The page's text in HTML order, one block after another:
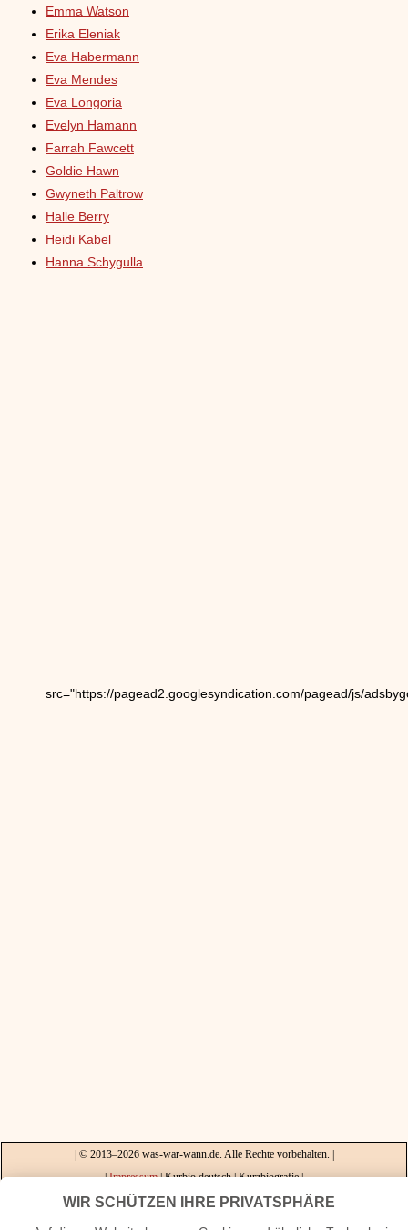
Emma Watson
Erika Eleniak
Eva Habermann
Eva Mendes
Eva Longoria
Evelyn Hamann
Farrah Fawcett
Goldie Hawn
Gwyneth Paltrow
Halle Berry
Heidi Kabel
Hanna Schygulla
src="https://pagead2.googlesyndication.com/pagead/js/
| © 2013–2026 was-war-wann.de. Alle Rechte vorbehalten. |
|Impressum| Kurbio deutsch | Kurzbiografie |